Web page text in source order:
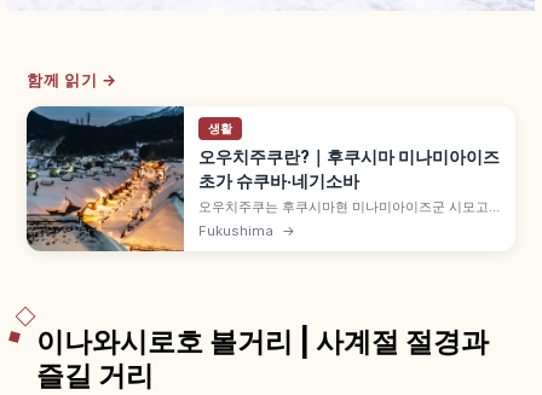
함께 읽기 →
생활
오우치주쿠란?｜후쿠시마 미나미아이즈
초가 슈쿠바·네기소바
오우치주쿠는 후쿠시마현 미나미아이즈군 시모고
마치의 초가지붕 가옥이 늘어선 옛 슈쿠바마치(역참
Fukushima →
이나와시로호 볼거리 | 사계절 절경과
즐길 거리